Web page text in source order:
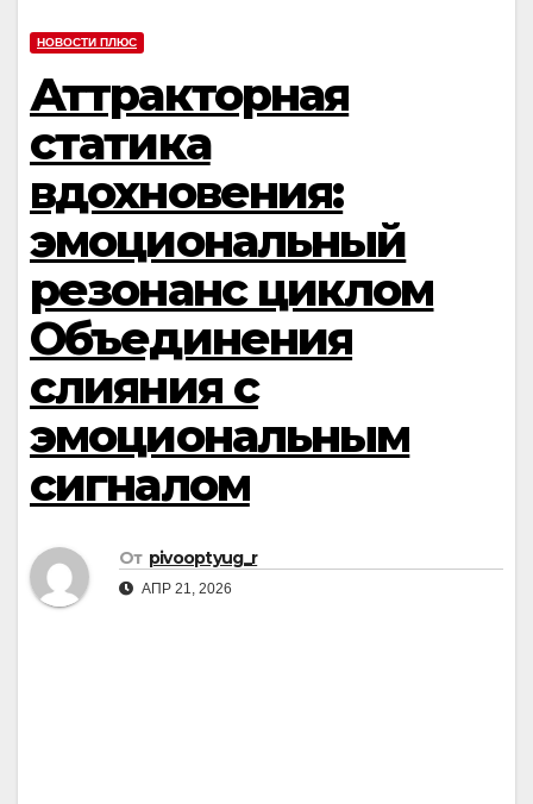
НОВОСТИ ПЛЮС
Аттракторная
статика
вдохновения:
эмоциональный
резонанс циклом
Объединения
слияния с
эмоциональным
сигналом
От pivooptyug_r
АПР 21, 2026